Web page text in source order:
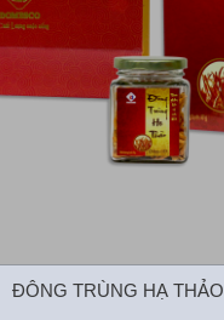
ĐÔNG TRÙNG HẠ THẢO